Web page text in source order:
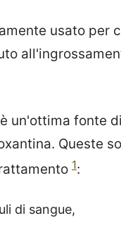
usato per
un'ottima fonte
Queste
1:
di sangue,